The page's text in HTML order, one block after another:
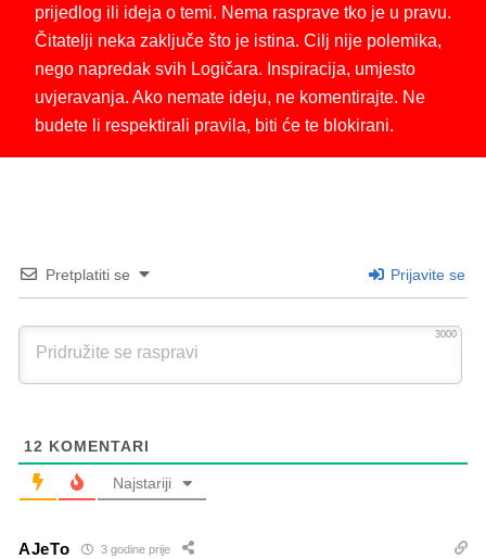
prijedlog ili ideja o temi. Nema rasprave tko je u pravu.
Čitatelji neka zaključe što je istina. Cilj nije polemika,
nego napredak svih Logičara. Inspiracija, umjesto
uvjeravanja. Ako nemate ideju, ne komentirajte. Ne
budete li respektirali pravila, biti će te blokirani.
Pretplatiti se Prijavite se
3000
12 KOMENTARI
Najstariji
AJeTo 3 godine prije